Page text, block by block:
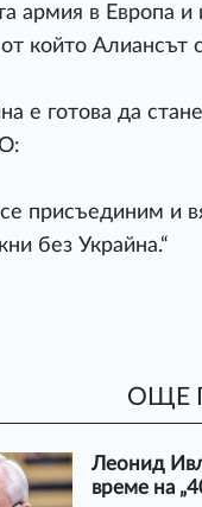
армия в Европа
който Алиансът
е готова да
присъединим и
без Украйна.“
ОЩЕ
Леонид
време на